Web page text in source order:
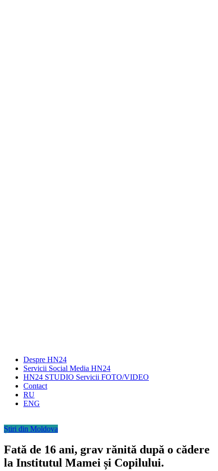
Despre HN24
Servicii Social Media HN24
HN24 STUDIO Servicii FOTO/VIDEO
Contact
RU
ENG
Știri din Moldova
Fată de 16 ani, grav rănită după o cădere
la Institutul Mamei și Copilului.